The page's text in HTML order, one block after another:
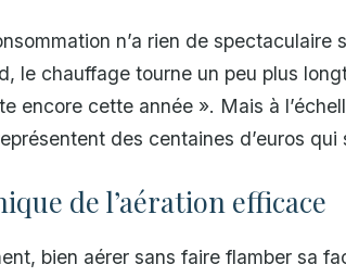
n’a rien de spectaculaire
le chauffage tourne un peu plus
encore cette année ». Mais à
des centaines d’euros
de l’aération efficace
bien aérer sans faire flamber sa